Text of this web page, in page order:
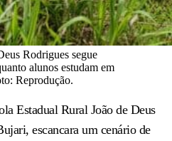
Rodrigues segue
alunos estudam em
Reprodução.
Estadual Rural João de Deus
escancara um cenário de